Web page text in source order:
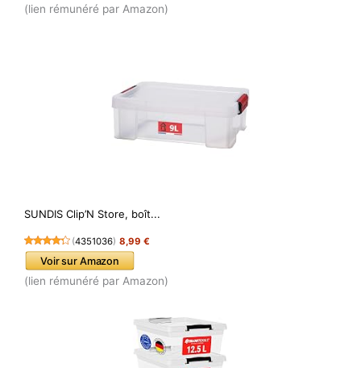
(lien rémunéré par Amazon)
SUNDIS Clip’N Store, boît...
(4351036) 8,99 €
Voir sur Amazon
(lien rémunéré par Amazon)